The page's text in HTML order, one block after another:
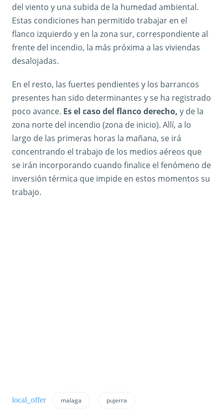
del viento y una subida de la humedad ambiental.
Estas condiciones han permitido trabajar en el
flanco izquierdo y en la zona sur, correspondiente al
frente del incendio, la más próxima a las viviendas
desalojadas.
En el resto, las fuertes pendientes y los barrancos
presentes han sido determinantes y se ha registrado
poco avance. Es el caso del flanco derecho, y de la
zona norte del incendio (zona de inicio). Allí, a lo
largo de las primeras horas la mañana, se irá
concentrando el trabajo de los medios aéreos que
se irán incorporando cuando finalice el fenómeno de
inversión térmica que impide en estos momentos su
trabajo.
malaga pujerra